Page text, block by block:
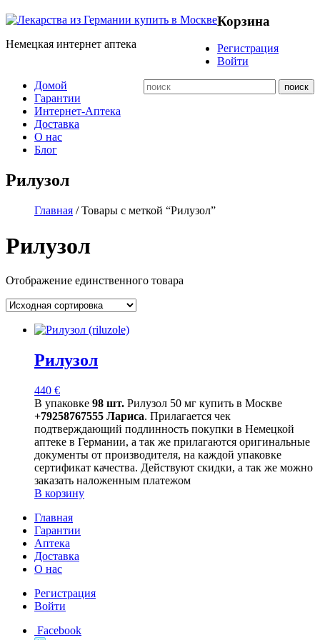
Немецкая интернет аптека
Корзина
Регистрация
Войти
Домой
Гарантии
Интернет-Аптека
Доставка
О нас
Блог
Рилузол
Главная / Товары с меткой “Рилузол”
Рилузол
Отображение единственного товара
Рилузол
440 €
В упаковке 98 шт. Рилузол 50 мг купить в Москве
+79258767555 Лариса. Прилагается чек
подтверждающий подлинность покупки в Немецкой
аптеке в Германии, а так же прилагаются оригинальные
документы от производителя, на каждой упаковке
сертификат качества. Действуют скидки, а так же можно
заказать наложенным платежом
В корзину
Главная
Гарантии
Аптека
Доставка
О нас
Регистрация
Войти
Facebook